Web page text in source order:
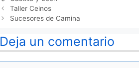
Taller Ceinos
Sucesores de Camina
Deja un comentario